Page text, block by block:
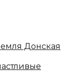
Донская